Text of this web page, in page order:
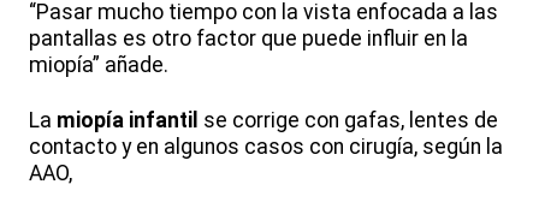
“Pasar mucho tiempo con la vista enfocada a las
pantallas es otro factor que puede influir en la
miopía” añade.
La miopía infantil se corrige con gafas, lentes de
contacto y en algunos casos con cirugía, según la
AAO,